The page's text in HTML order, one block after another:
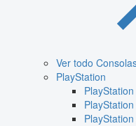
Ver todo
PlayStation
PlayStation